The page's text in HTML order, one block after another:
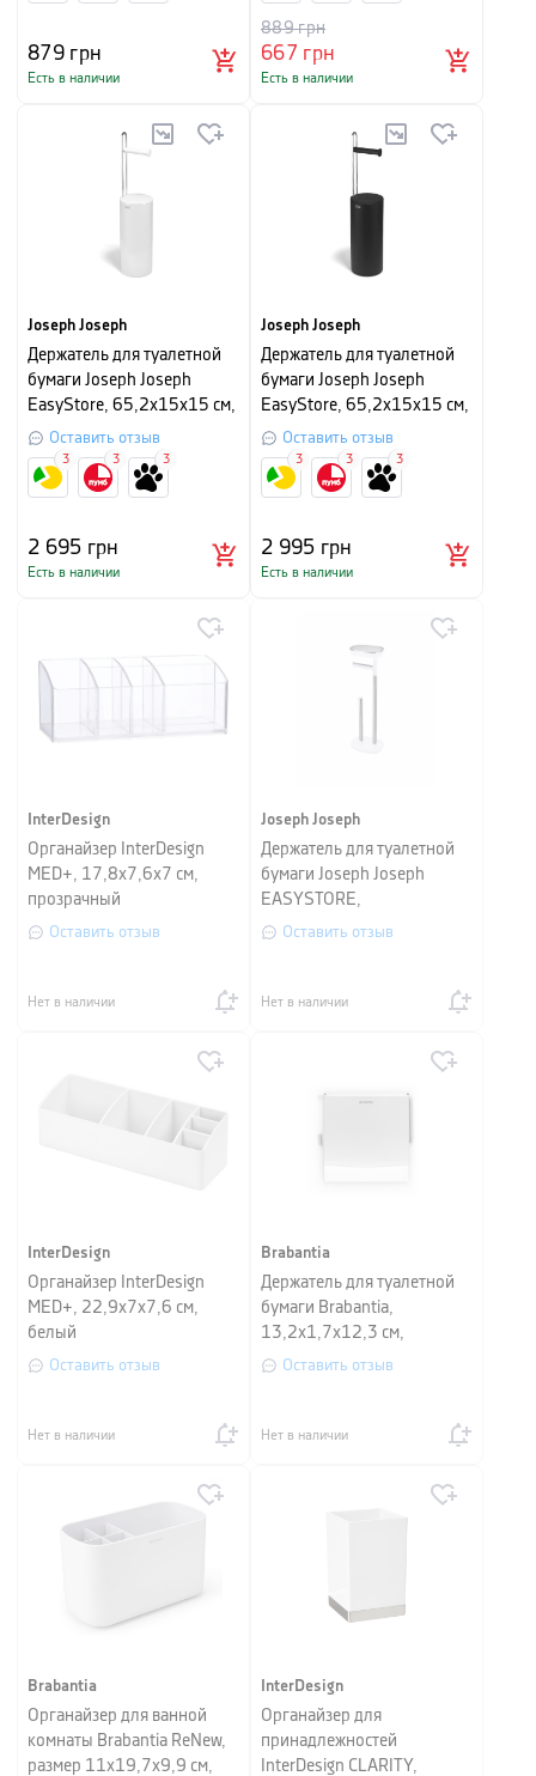
879грн
Есть в наличии
667 грн
889грн
Есть в наличии
Joseph Joseph
Держатель для туалетной
бумаги Joseph Joseph
EasyStore, 65,2х15х15 см,
белый
Оставить отзыв
2 695 грн
Есть в наличии
3 3 3
Joseph Joseph
Держатель для туалетной
бумаги Joseph Joseph
EasyStore, 65,2х15х15 см,
черный
Оставить отзыв
2 995 грн
Есть в наличии
3 3 3
InterDesign
Органайзер InterDesign
MED+, 17,8х7,6х7 см,
прозрачный
Оставить отзыв
Нет в наличии
Joseph Joseph
Держатель для туалетной
бумаги Joseph Joseph
EASYSTORE,
68x16,5x22,5 см, белый с
Оставить отзыв
Нет в наличии
InterDesign
Органайзер InterDesign
MED+, 22,9х7х7,6 см,
белый
Оставить отзыв
Нет в наличии
Brabantia
Держатель для туалетной
бумаги Brabantia,
13,2х1,7х12,3 см,
серебристый
Оставить отзыв
Нет в наличии
Brabantia
Органайзер для ванной
комнаты Brabantia ReNew,
размер 11х19,7х9,9 см,
InterDesign
Органайзер для
принадлежностей
InterDesign CLARITY,